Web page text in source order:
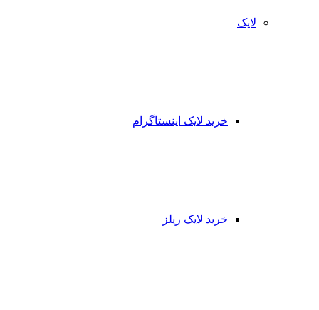
لایک
خرید لایک اینستاگرام
خرید لایک ریلز